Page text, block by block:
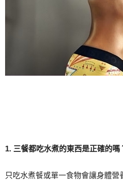
1. 三餐都吃水煮的東西是正確的嗎
只吃水煮餐或單一食物會讓身體